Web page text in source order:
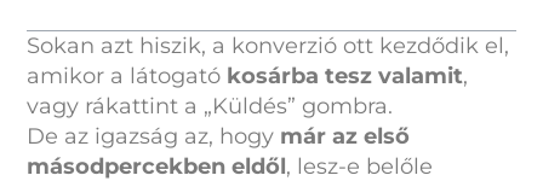
Sokan azt hiszik, a konverzió ott kezdődik el,
amikor a látogató kosárba tesz valamit,
vagy rákattint a „Küldés” gombra.
De az igazság az, hogy már az első
másodpercekben eldől, lesz-e belőle